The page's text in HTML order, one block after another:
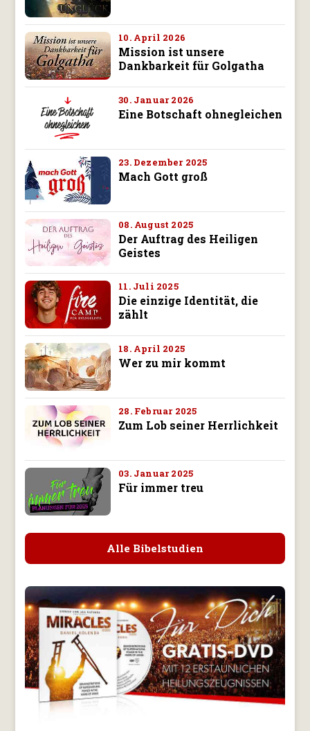
10. April 2026
Mission ist unsere
Dankbarkeit für Golgatha
30. Januar 2026
Eine Botschaft ohnegleichen
23. Dezember 2025
Mach Gott groß
08. August 2025
Der Auftrag des Heiligen
Geistes
11. Juli 2025
Die einzige Identität, die
zählt
18. April 2025
Wer zu mir kommt
28. Februar 2025
Zum Lob seiner Herrlichkeit
03. Januar 2025
Für immer treu
Alle Bibelstudien